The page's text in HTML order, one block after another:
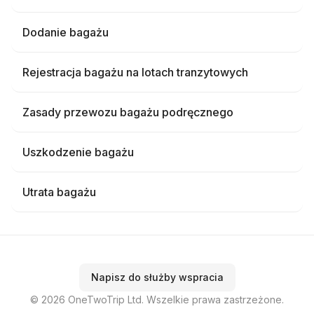
Dodanie bagażu
Rejestracja bagażu na lotach tranzytowych
Zasady przewozu bagażu podręcznego
Uszkodzenie bagażu
Utrata bagażu
Napisz do służby wspracia
© 2026 OneTwoTrip Ltd. Wszelkie prawa zastrzeżone.